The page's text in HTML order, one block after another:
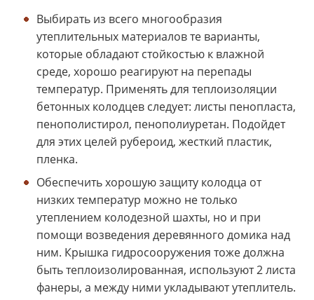
Выбирать из всего многообразия
утеплительных материалов те варианты,
которые обладают стойкостью к влажной
среде, хорошо реагируют на перепады
температур. Применять для теплоизоляции
бетонных колодцев следует: листы пенопласта,
пенополистирол, пенополиуретан. Подойдет
для этих целей рубероид, жесткий пластик,
пленка.
Обеспечить хорошую защиту колодца от
низких температур можно не только
утеплением колодезной шахты, но и при
помощи возведения деревянного домика над
ним. Крышка гидросооружения тоже должна
быть теплоизолированная, используют 2 листа
фанеры, а между ними укладывают утеплитель.